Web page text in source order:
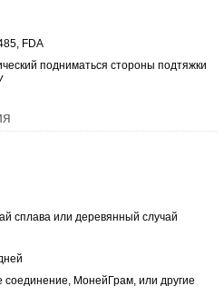
FDA
подниматься стороны подтяжки
сплава или деревянный случай
соединение, МонейГрам, или другие